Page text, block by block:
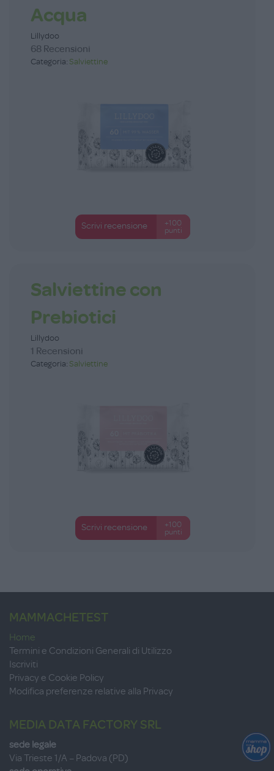
Acqua
Lillydoo
68 Recensioni
Categoria: Salviettine
Scrivi recensione
+100
punti
Salviettine con
Prebiotici
Lillydoo
1 Recensioni
Categoria: Salviettine
Scrivi recensione
+100
punti
MAMMACHETEST
Home
Termini e Condizioni Generali di Utilizzo
Iscriviti
Privacy e Cookie Policy
Modifica preferenze relative alla Privacy
MEDIA DATA FACTORY SRL
sede legale
Via Trieste 1/A – Padova (PD)